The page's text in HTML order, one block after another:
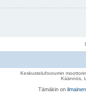
Keskustelufoorumin
Käännös,
Tämäkin on